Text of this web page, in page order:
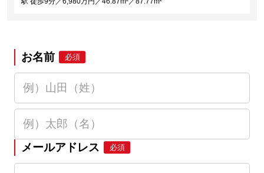
お名前 必須
メールアドレス 必須